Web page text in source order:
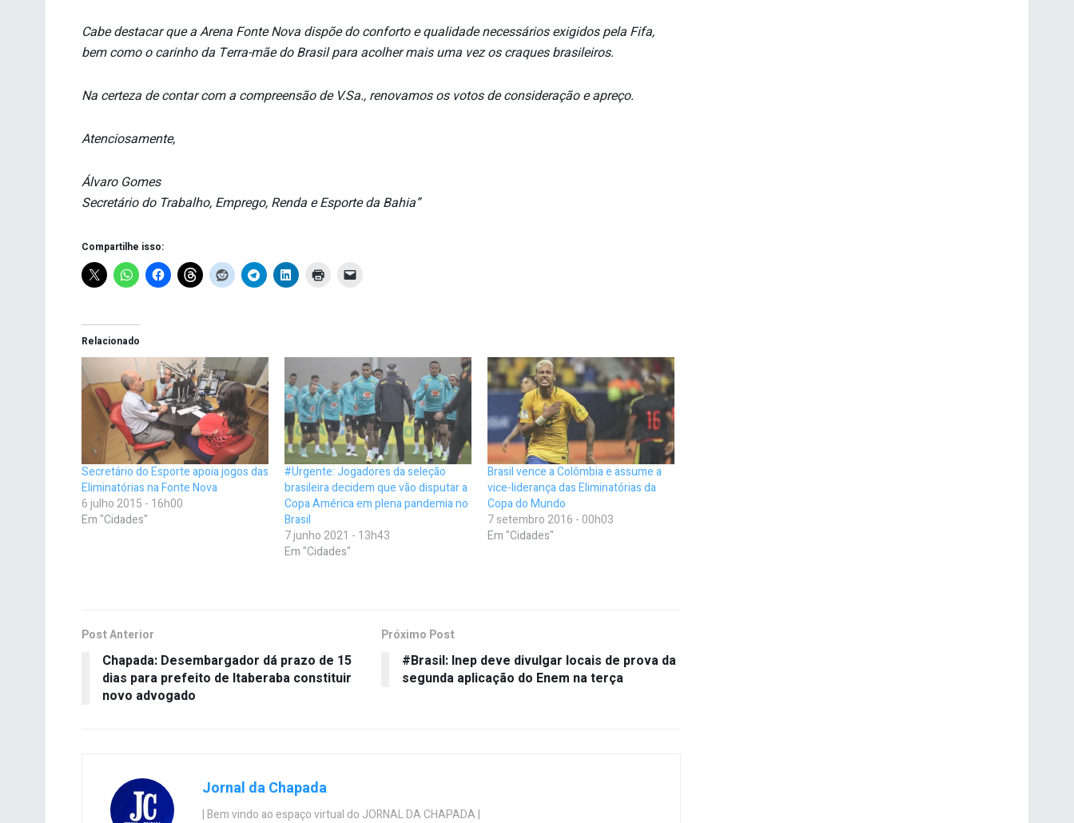
Cabe destacar que a Arena Fonte Nova dispõe do conforto e qualidade necessários exigidos pela Fifa,
bem como o carinho da Terra-mãe do Brasil para acolher mais uma vez os craques brasileiros.
Na certeza de contar com a compreensão de V.Sa., renovamos os votos de consideração e apreço.
Atenciosamente,
Álvaro Gomes
Secretário do Trabalho, Emprego, Renda e Esporte da Bahia”
Compartilhe isso:
Relacionado
Secretário do Esporte apoia jogos das
Eliminatórias na Fonte Nova
6 julho 2015 - 16h00
Em "Cidades"
#Urgente: Jogadores da seleção
brasileira decidem que vão disputar a
Copa América em plena pandemia no
Brasil
7 junho 2021 - 13h43
Em "Cidades"
Brasil vence a Colômbia e assume a
vice-liderança das Eliminatórias da
Copa do Mundo
7 setembro 2016 - 00h03
Em "Cidades"
Post Anterior
Chapada: Desembargador dá prazo de 15
dias para prefeito de Itaberaba constituir
novo advogado
Próximo Post
#Brasil: Inep deve divulgar locais de prova da
segunda aplicação do Enem na terça
Jornal da Chapada
| Bem vindo ao espaço virtual do JORNAL DA CHAPADA |